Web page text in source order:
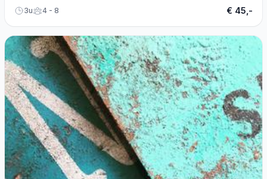
3u 4 - 8 € 45,-